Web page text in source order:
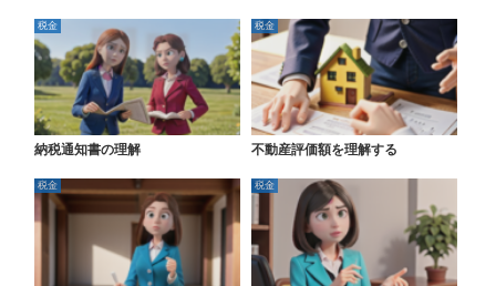
税金
納税通知書の理解
税金
不動産評価額を理解する
税金 税金